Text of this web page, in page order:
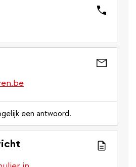
een antwoord.